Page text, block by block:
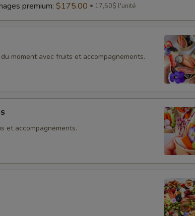
premium: $175.00 17,50$ l'unité
moment avec fruits et accompagnements.
et accompagnements.